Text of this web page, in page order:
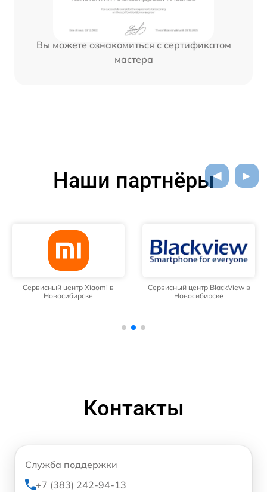
Вы можете ознакомиться с сертификатом
мастера
Наши партнёры
Сервисный центр Xiaomi в
Новосибирске
Сервисный центр BlackView в
Новосибирске
Контакты
Служба поддержки
+7 (383) 242-94-13